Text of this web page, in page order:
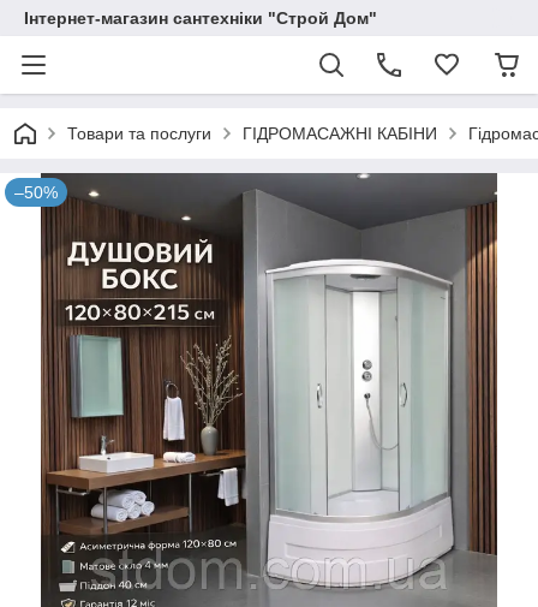
Інтернет-магазин сантехніки "Строй Дом"
Товари та послуги ГІДРОМАСАЖНІ КАБІНИ
–50%